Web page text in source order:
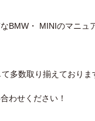
BMW・ MINIのマニュ
多数取り揃えておりま
わせください！